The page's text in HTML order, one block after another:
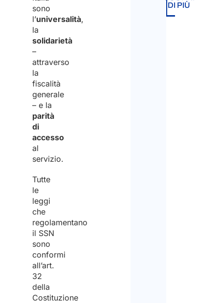
sono
l’universalità,
la
solidarietà
–
attraverso
la
fiscalità
generale
– e la
parità
di
accesso
al
servizio.
Tutte
le
leggi
che
regolamentano
il SSN
sono
conformi
all’art.
32
della
Costituzione
DI PIÙ